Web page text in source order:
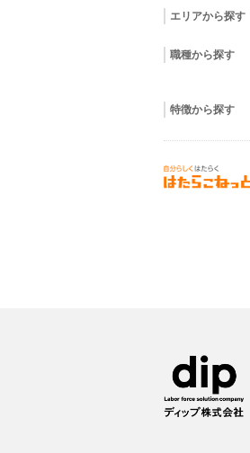
エリアから探す
職種から探す
特徴から探す